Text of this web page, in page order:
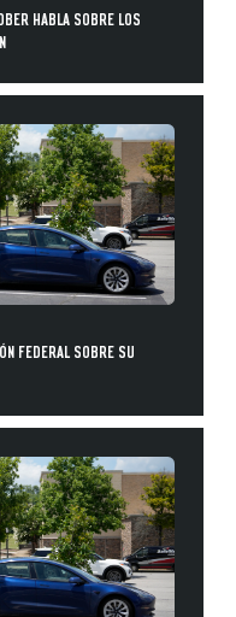
HABLA SOBRE LOS
FEDERAL SOBRE SU